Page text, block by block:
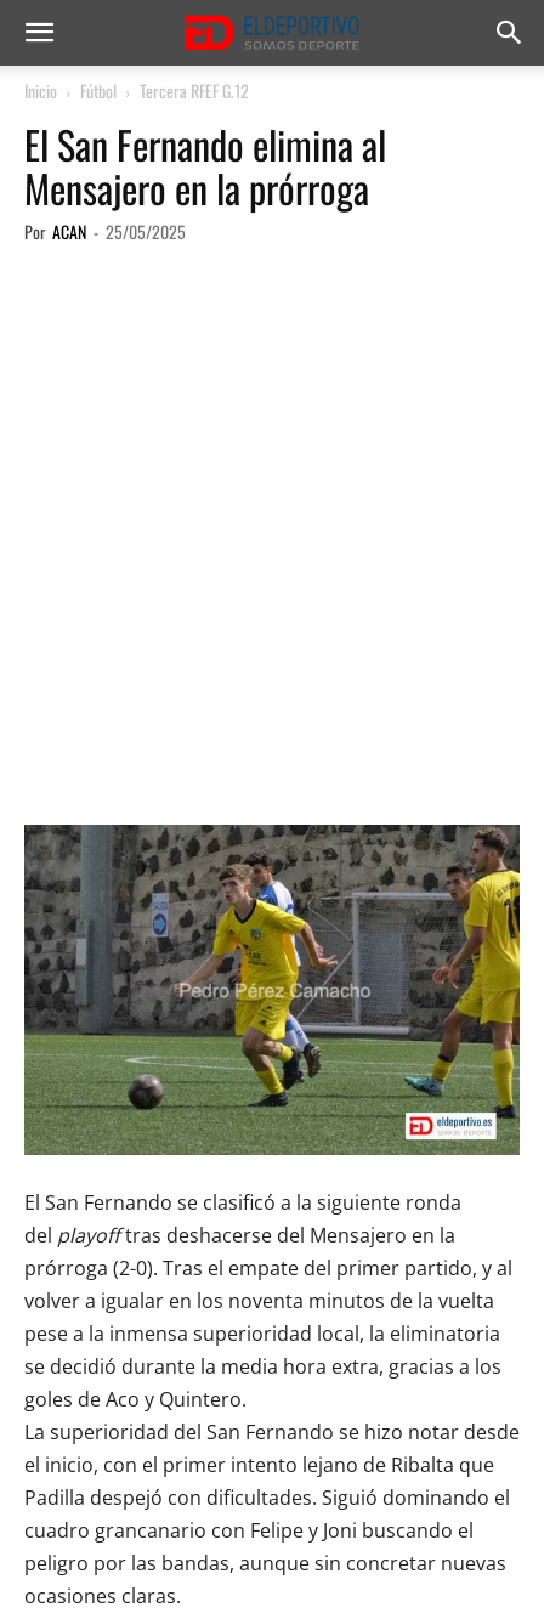
Inicio Fútbol Tercera RFEF G.12
El San Fernando elimina al
Mensajero en la prórroga
Por ACAN - 25/05/2025
El San Fernando se clasificó a la siguiente ronda
del playofftras deshacerse del Mensajero en la
prórroga (2-0). Tras el empate del primer partido, y al
volver a igualar en los noventa minutos de la vuelta
pese a la inmensa superioridad local, la eliminatoria
se decidió durante la media hora extra, gracias a los
goles de Aco y Quintero.
La superioridad del San Fernando se hizo notar desde
el inicio, con el primer intento lejano de Ribalta que
Padilla despejó con dificultades. Siguió dominando el
cuadro grancanario con Felipe y Joni buscando el
peligro por las bandas, aunque sin concretar nuevas
ocasiones claras.